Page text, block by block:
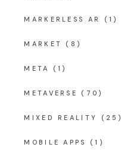
MARKERLESS AR (1)
MARKET (8)
META (1)
METAVERSE (70)
MIXED REALITY (25)
MOBILE APPS (1)